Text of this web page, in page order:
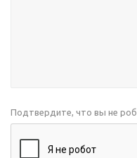
Подтвердите, что вы не